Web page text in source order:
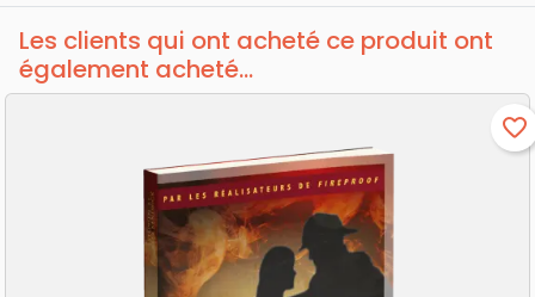
Les clients qui ont acheté ce produit ont
également acheté...
favorite_border